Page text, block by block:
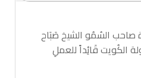
صاحب السُمُو الشيخ صَبَاح
الكُويت قَائِداً للعملِ